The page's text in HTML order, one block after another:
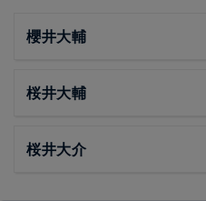
櫻井大輔
桜井大輔
桜井大介